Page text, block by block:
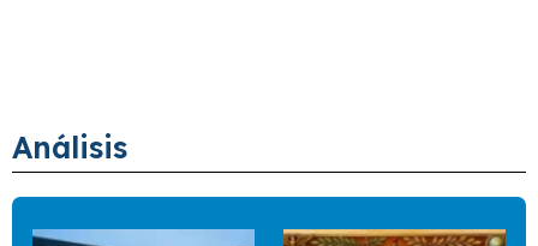
Análisis